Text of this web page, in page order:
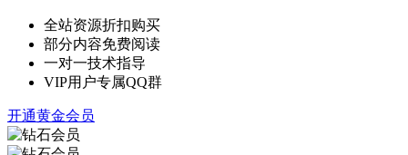
全站资源折扣购买
部分内容免费阅读
一对一技术指导
VIP用户专属QQ群
开通黄金会员